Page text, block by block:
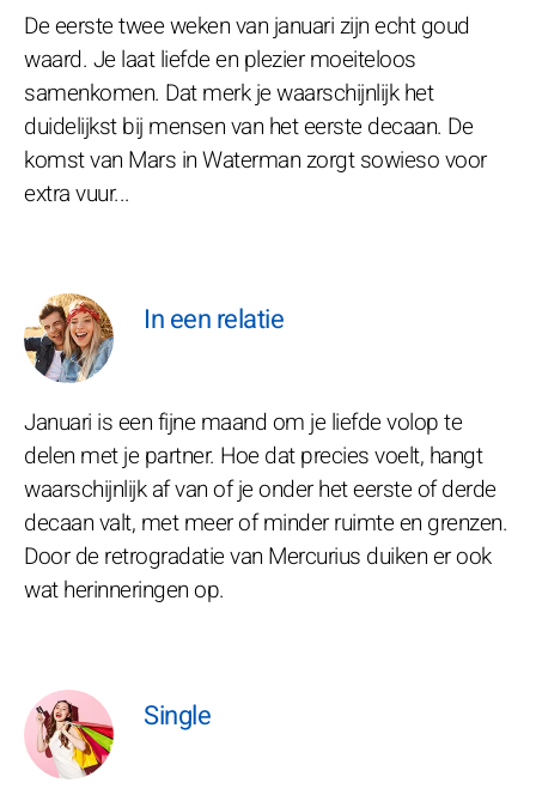
De eerste twee weken van januari zijn echt goud
waard. Je laat liefde en plezier moeiteloos
samenkomen. Dat merk je waarschijnlijk het
duidelijkst bij mensen van het eerste decaan. De
komst van Mars in Waterman zorgt sowieso voor
extra vuur...
In een relatie
Januari is een fijne maand om je liefde volop te
delen met je partner. Hoe dat precies voelt, hangt
waarschijnlijk af van of je onder het eerste of derde
decaan valt, met meer of minder ruimte en grenzen.
Door de retrogradatie van Mercurius duiken er ook
wat herinneringen op.
Single